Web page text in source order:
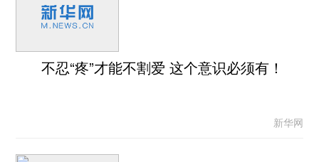
不忍“疼”才能不割爱 这个意识必须有！
新华网